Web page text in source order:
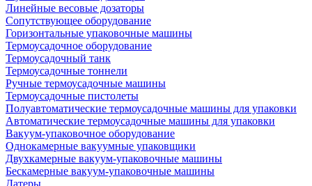
Линейные весовые дозаторы
Сопутствующее оборудование
Горизонтальные упаковочные машины
Термоусадочное оборудование
Термоусадочный танк
Термоусадочные тоннели
Ручные термоусадочные машины
Термоусадочные пистолеты
Полуавтоматические термоусадочные машины для упаковки
Автоматические термоусадочные машины для упаковки
Вакуум-упаковочное оборудование
Однокамерные вакуумные упаковщики
Двухкамерные вакуум-упаковочные машины
Бескамерные вакуум-упаковочные машины
Датеры